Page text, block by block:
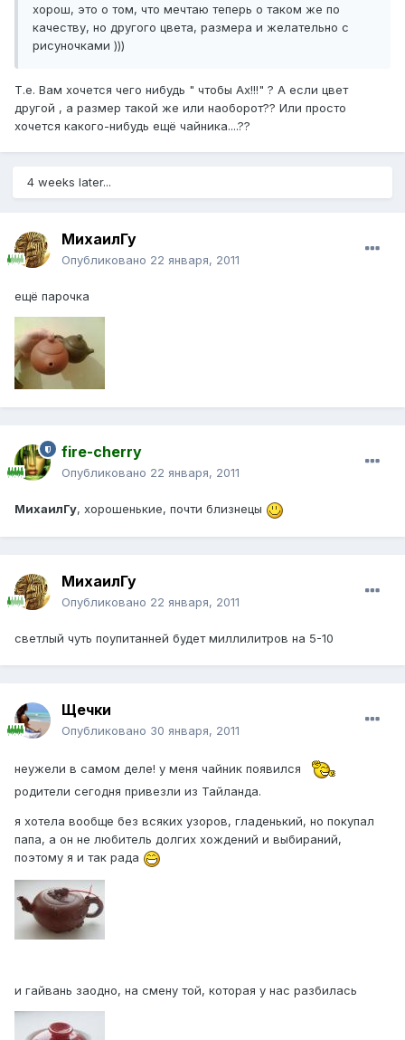
хорош, это о том, что мечтаю теперь о таком же по
качеству, но другого цвета, размера и желательно с
рисуночками )))
Т.е. Вам хочется чего нибудь " чтобы Ах!!!" ? А если цвет
другой , а размер такой же или наоборот?? Или просто
хочется какого-нибудь ещё чайника....??
4 weeks later...
МихаилГу
Опубликовано 22 января, 2011
ещё парочка
fire-cherry
Опубликовано 22 января, 2011
МихаилГу, хорошенькие, почти близнецы
МихаилГу
Опубликовано 22 января, 2011
светлый чуть поупитанней будет миллилитров на 5-10
Щечки
Опубликовано 30 января, 2011
неужели в самом деле! у меня чайник появился
родители сегодня привезли из Тайланда.
я хотела вообще без всяких узоров, гладенький, но покупал
папа, а он не любитель долгих хождений и выбираний,
поэтому я и так рада
и гайвань заодно, на смену той, которая у нас разбилась